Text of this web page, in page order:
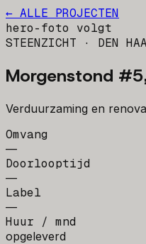
← ALLE PROJECTEN
hero-foto volgt
STEENZICHT · DEN
Morgenstond
Verduurzaming en
Omvang
—
Doorlooptijd
—
Label
—
Huur / mnd
opgeleverd